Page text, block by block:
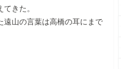
きた。
遠山の言葉は高橋の耳にまで